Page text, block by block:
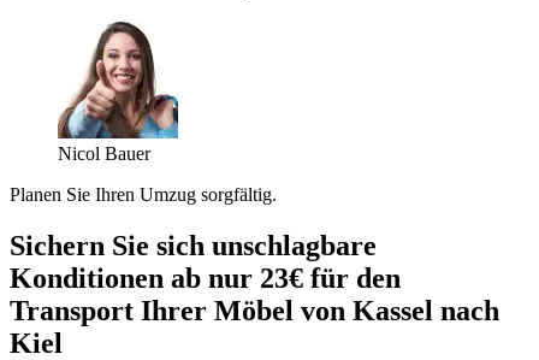
Nicol Bauer
Planen Sie Ihren Umzug sorgfältig.
Sichern Sie sich unschlagbare
Konditionen ab nur 23€ für den
Transport Ihrer Möbel von Kassel nach
Kiel